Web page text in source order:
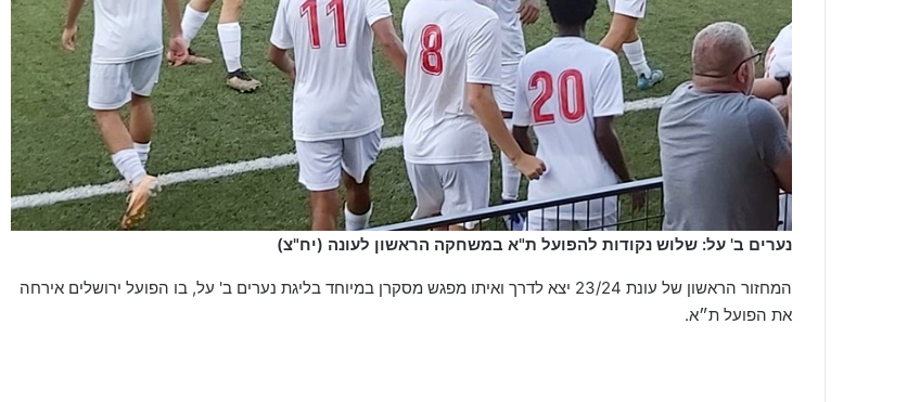
נערים ב' על: שלוש נקודות להפועל ת"א במשחקה הראשון לעונה (יח"צ)
המחזור הראשון של עונת 23/24 יצא לדרך ואיתו מפגש מסקרן במיוחד בליגת נערים ב' על, בו הפועל ירושלים אירחה
את הפועל ת״א.